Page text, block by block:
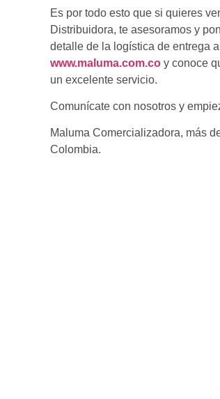
Es por todo esto que si quieres
Distribuidora, te asesoramos y
detalle de la logística de entrega
www.maluma.com.co y conoce
un excelente servicio.
Comunícate con nosotros y
Maluma Comercializadora, más
Colombia.